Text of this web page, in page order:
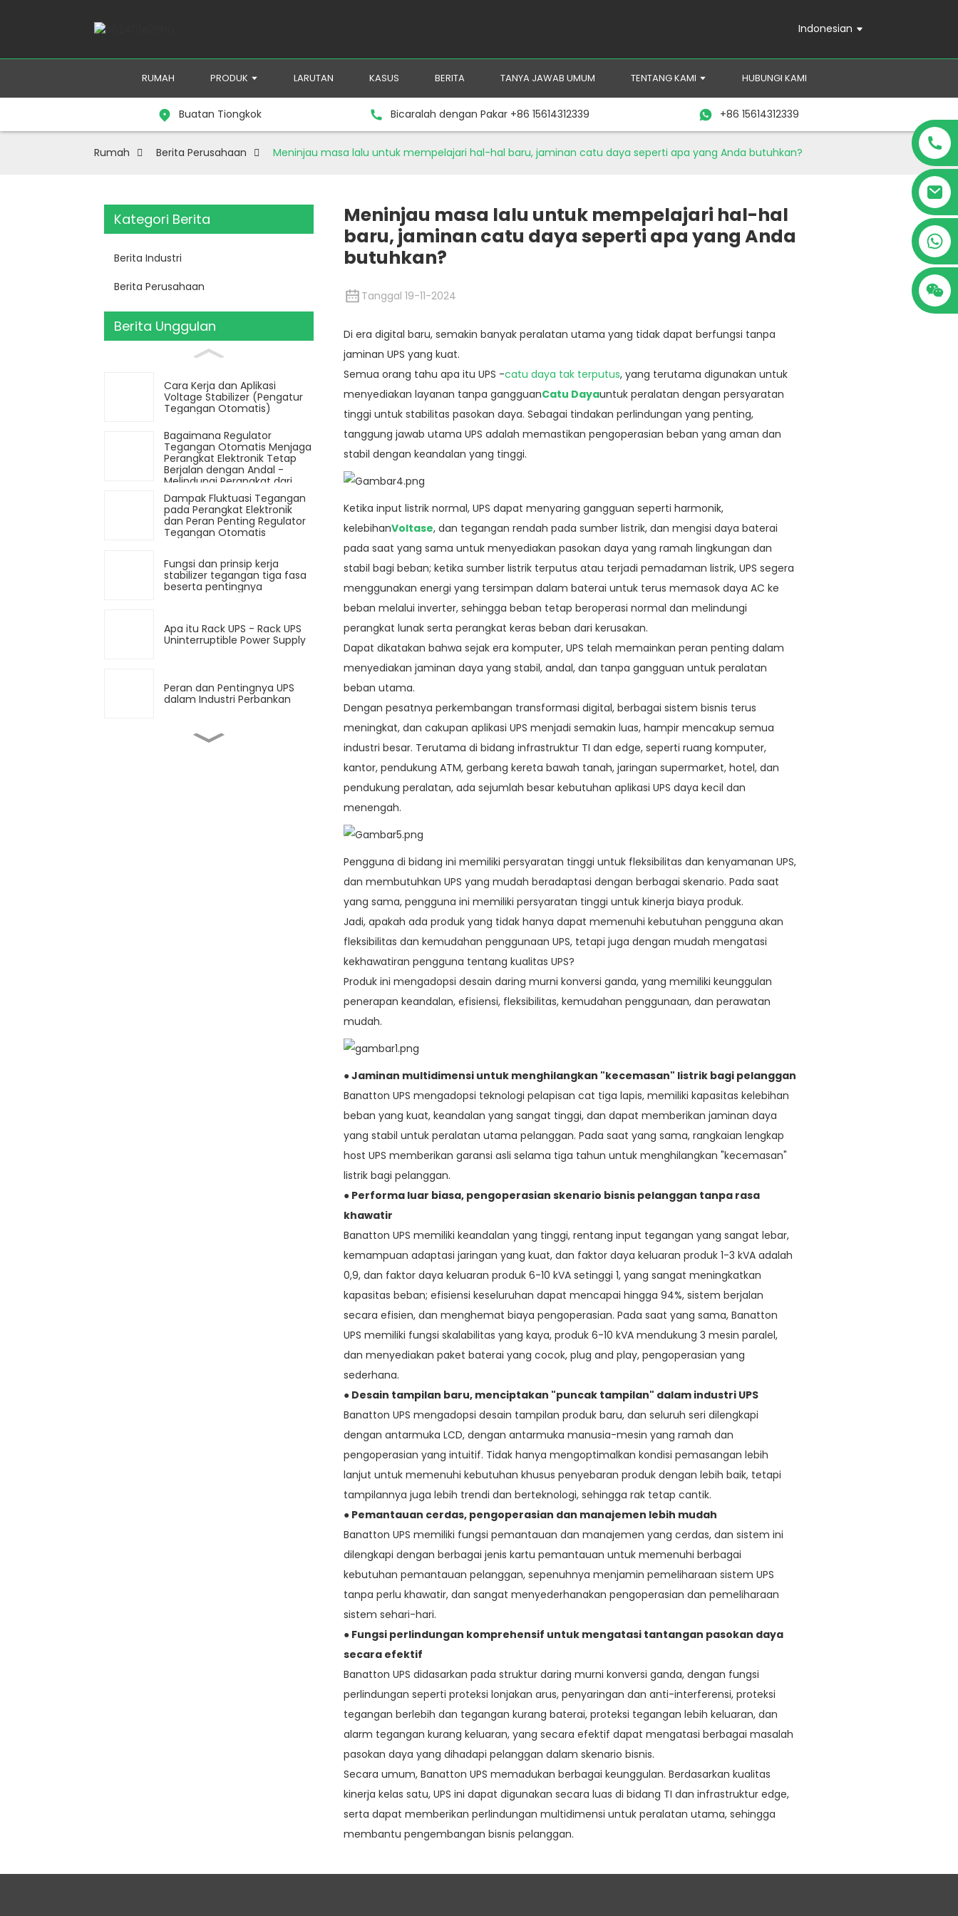
Indonesian
RUMAH PRODUK LARUTAN KASUS BERITA TANYA JAWAB UMUM TENTANG KAMI HUBUNGI KAMI
Buatan Tiongkok Bicaralah dengan Pakar +86 15614312339 +86 15614312339
Rumah Berita Perusahaan Meninjau masa lalu untuk mempelajari hal-hal baru, jaminan catu daya seperti apa yang Anda butuhkan?
Kategori Berita
Berita Industri
Berita Perusahaan
Berita Unggulan
Cara Kerja dan Aplikasi
Voltage Stabilizer (Pengatur
Tegangan Otomatis)
Bagaimana Regulator
Tegangan Otomatis Menjaga
Perangkat Elektronik Tetap
Berjalan dengan Andal -
Melindungi Perangkat dari
Sumber Daya yang Tidak
Stabil
Dampak Fluktuasi Tegangan
pada Perangkat Elektronik
dan Peran Penting Regulator
Tegangan Otomatis
Fungsi dan prinsip kerja
stabilizer tegangan tiga fasa
beserta pentingnya
Apa itu Rack UPS - Rack UPS
Uninterruptible Power Supply
Peran dan Pentingnya UPS
dalam Industri Perbankan
Peran UPS dalam
Meninjau masa lalu untuk mempelajari hal-hal
baru, jaminan catu daya seperti apa yang Anda
butuhkan?
Tanggal 19-11-2024
Di era digital baru, semakin banyak peralatan utama yang tidak dapat berfungsi tanpa
jaminan UPS yang kuat.
Semua orang tahu apa itu UPS -catu daya tak terputus, yang terutama digunakan untuk
menyediakan layanan tanpa gangguanCatu Dayauntuk peralatan dengan persyaratan
tinggi untuk stabilitas pasokan daya. Sebagai tindakan perlindungan yang penting,
tanggung jawab utama UPS adalah memastikan pengoperasian beban yang aman dan
stabil dengan keandalan yang tinggi.
Ketika input listrik normal, UPS dapat menyaring gangguan seperti harmonik,
kelebihanVoltase, dan tegangan rendah pada sumber listrik, dan mengisi daya baterai
pada saat yang sama untuk menyediakan pasokan daya yang ramah lingkungan dan
stabil bagi beban; ketika sumber listrik terputus atau terjadi pemadaman listrik, UPS segera
menggunakan energi yang tersimpan dalam baterai untuk terus memasok daya AC ke
beban melalui inverter, sehingga beban tetap beroperasi normal dan melindungi
perangkat lunak serta perangkat keras beban dari kerusakan.
Dapat dikatakan bahwa sejak era komputer, UPS telah memainkan peran penting dalam
menyediakan jaminan daya yang stabil, andal, dan tanpa gangguan untuk peralatan
beban utama.
Dengan pesatnya perkembangan transformasi digital, berbagai sistem bisnis terus
meningkat, dan cakupan aplikasi UPS menjadi semakin luas, hampir mencakup semua
industri besar. Terutama di bidang infrastruktur TI dan edge, seperti ruang komputer,
kantor, pendukung ATM, gerbang kereta bawah tanah, jaringan supermarket, hotel, dan
pendukung peralatan, ada sejumlah besar kebutuhan aplikasi UPS daya kecil dan
menengah.
Pengguna di bidang ini memiliki persyaratan tinggi untuk fleksibilitas dan kenyamanan UPS,
dan membutuhkan UPS yang mudah beradaptasi dengan berbagai skenario. Pada saat
yang sama, pengguna ini memiliki persyaratan tinggi untuk kinerja biaya produk.
Jadi, apakah ada produk yang tidak hanya dapat memenuhi kebutuhan pengguna akan
fleksibilitas dan kemudahan penggunaan UPS, tetapi juga dengan mudah mengatasi
kekhawatiran pengguna tentang kualitas UPS?
Produk ini mengadopsi desain daring murni konversi ganda, yang memiliki keunggulan
penerapan keandalan, efisiensi, fleksibilitas, kemudahan penggunaan, dan perawatan
mudah.
● Jaminan multidimensi untuk menghilangkan "kecemasan" listrik bagi pelanggan
Banatton UPS mengadopsi teknologi pelapisan cat tiga lapis, memiliki kapasitas kelebihan
beban yang kuat, keandalan yang sangat tinggi, dan dapat memberikan jaminan daya
yang stabil untuk peralatan utama pelanggan. Pada saat yang sama, rangkaian lengkap
host UPS memberikan garansi asli selama tiga tahun untuk menghilangkan "kecemasan"
listrik bagi pelanggan.
● Performa luar biasa, pengoperasian skenario bisnis pelanggan tanpa rasa
khawatir
Banatton UPS memiliki keandalan yang tinggi, rentang input tegangan yang sangat lebar,
kemampuan adaptasi jaringan yang kuat, dan faktor daya keluaran produk 1-3 kVA adalah
0,9, dan faktor daya keluaran produk 6-10 kVA setinggi 1, yang sangat meningkatkan
kapasitas beban; efisiensi keseluruhan dapat mencapai hingga 94%, sistem berjalan
secara efisien, dan menghemat biaya pengoperasian. Pada saat yang sama, Banatton
UPS memiliki fungsi skalabilitas yang kaya, produk 6-10 kVA mendukung 3 mesin paralel,
dan menyediakan paket baterai yang cocok, plug and play, pengoperasian yang
sederhana.
● Desain tampilan baru, menciptakan "puncak tampilan" dalam industri UPS
Banatton UPS mengadopsi desain tampilan produk baru, dan seluruh seri dilengkapi
dengan antarmuka LCD, dengan antarmuka manusia-mesin yang ramah dan
pengoperasian yang intuitif. Tidak hanya mengoptimalkan kondisi pemasangan lebih
lanjut untuk memenuhi kebutuhan khusus penyebaran produk dengan lebih baik, tetapi
tampilannya juga lebih trendi dan berteknologi, sehingga rak tetap cantik.
● Pemantauan cerdas, pengoperasian dan manajemen lebih mudah
Banatton UPS memiliki fungsi pemantauan dan manajemen yang cerdas, dan sistem ini
dilengkapi dengan berbagai jenis kartu pemantauan untuk memenuhi berbagai
kebutuhan pemantauan pelanggan, sepenuhnya menjamin pemeliharaan sistem UPS
tanpa perlu khawatir, dan sangat menyederhanakan pengoperasian dan pemeliharaan
sistem sehari-hari.
● Fungsi perlindungan komprehensif untuk mengatasi tantangan pasokan daya
secara efektif
Banatton UPS didasarkan pada struktur daring murni konversi ganda, dengan fungsi
perlindungan seperti proteksi lonjakan arus, penyaringan dan anti-interferensi, proteksi
tegangan berlebih dan tegangan kurang baterai, proteksi tegangan lebih keluaran, dan
alarm tegangan kurang keluaran, yang secara efektif dapat mengatasi berbagai masalah
pasokan daya yang dihadapi pelanggan dalam skenario bisnis.
Secara umum, Banatton UPS memadukan berbagai keunggulan. Berdasarkan kualitas
kinerja kelas satu, UPS ini dapat digunakan secara luas di bidang TI dan infrastruktur edge,
serta dapat memberikan perlindungan multidimensi untuk peralatan utama, sehingga
membantu pengembangan bisnis pelanggan.